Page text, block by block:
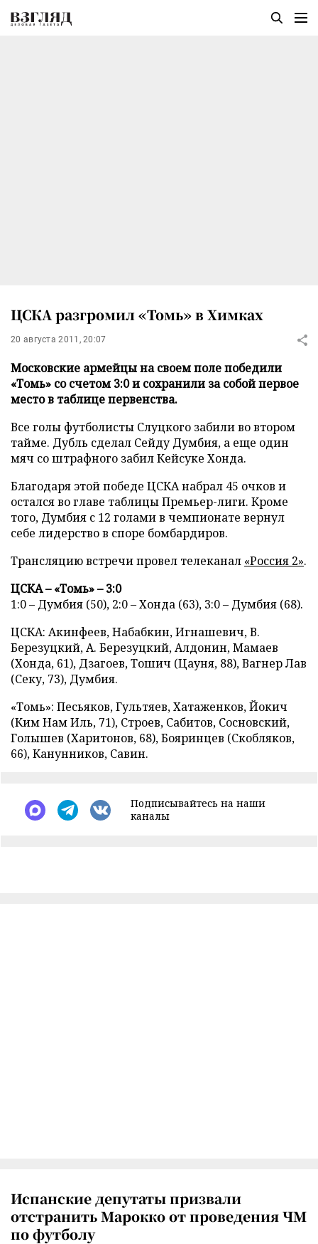
ЦСКА разгромил «Томь» в Химках
20 августа 2011, 20:07
Московские армейцы на своем поле победили
«Томь» со счетом 3:0 и сохранили за собой первое
место в таблице первенства.
Все голы футболисты Слуцкого забили во втором
тайме. Дубль сделал Сейду Думбия, а еще один
мяч со штрафного забил Кейсуке Хонда.
Благодаря этой победе ЦСКА набрал 45 очков и
остался во главе таблицы Премьер-лиги. Кроме
того, Думбия с 12 голами в чемпионате вернул
себе лидерство в споре бомбардиров.
Трансляцию встречи провел телеканал «Россия 2».
ЦСКА – «Томь» – 3:0
1:0 – Думбия (50), 2:0 – Хонда (63), 3:0 – Думбия (68).
ЦСКА: Акинфеев, Набабкин, Игнашевич, В.
Березуцкий, А. Березуцкий, Алдонин, Мамаев
(Хонда, 61), Дзагоев, Тошич (Цауня, 88), Вагнер Лав
(Секу, 73), Думбия.
«Томь»: Песьяков, Гультяев, Хатаженков, Йокич
(Ким Нам Иль, 71), Строев, Сабитов, Сосновский,
Голышев (Харитонов, 68), Бояринцев (Скобляков,
66), Канунников, Савин.
Подписывайтесь на наши
каналы
Испанские депутаты призвали
отстранить Марокко от проведения ЧМ
по футболу